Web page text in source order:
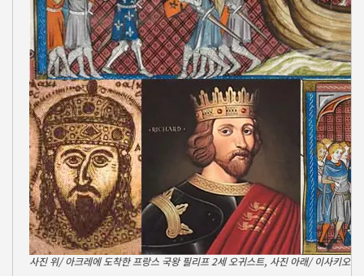
사진 위/ 아크레에 도착한 프랑스 국왕 필리프 2세 오귀스트, 사진 아래/ 이사키오